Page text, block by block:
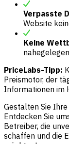
Verpasste
Website
Keine
PriceLabs-Tipp:
Preismotor, der
Informationen im
Gestalten Sie
Entdecken Sie
Betreiber, die
schaffen und die